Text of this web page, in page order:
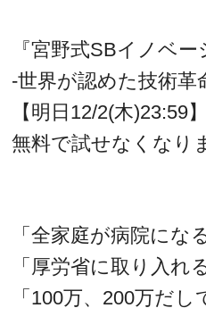
『宮野式SBイノベー
‐世界が認めた技術革
【明日12/2(木)23:59
無料で試せなくなり
「全家庭が病院にな
「厚労省に取り入れ
「100万、200万だし